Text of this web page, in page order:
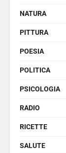
NATURA
PITTURA
POESIA
POLITICA
PSICOLOGIA
RADIO
RICETTE
SALUTE